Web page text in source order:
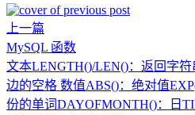
上一篇
MySQL 函数
文本LENGTH()/LEN()：返回字
边的空格 数值ABS()：绝对值
份的单词DAYOFMONTH()：日